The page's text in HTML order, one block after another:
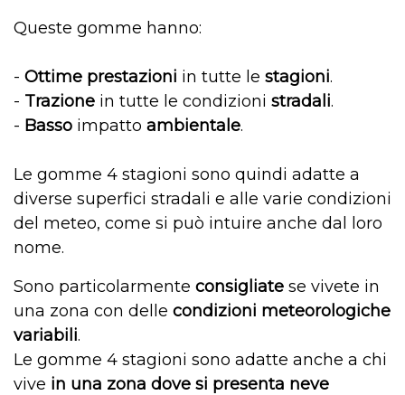
Queste gomme hanno:
- Ottime prestazioni in tutte le stagioni.
- Trazione in tutte le condizioni stradali.
- Basso impatto ambientale.
Le gomme 4 stagioni sono quindi adatte a
diverse superfici stradali e alle varie condizioni
del meteo, come si può intuire anche dal loro
nome.
Sono particolarmente consigliate se vivete in
una zona con delle condizioni meteorologiche
variabili.
Le gomme 4 stagioni sono adatte anche a chi
vive in una zona dove si presenta neve